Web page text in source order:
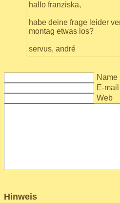
hallo franziska,
habe deine frage leider
montag etwas los?
servus, andré
Name
E-mail
Web
Hinweis